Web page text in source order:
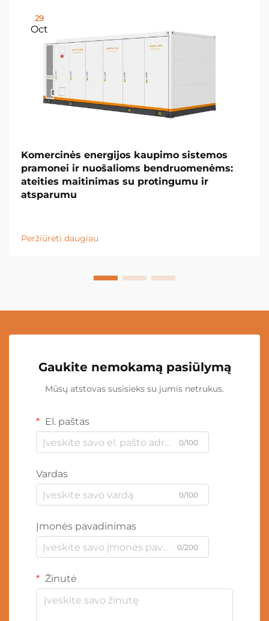
29
Oct
Komercinės energijos kaupimo sistemos
pramonei ir nuošalioms bendruomenėms:
ateities maitinimas su protingumu ir
atsparumu
Peržiūrėti daugiau
Gaukite nemokamą pasiūlymą
Mūsų atstovas susisieks su jumis netrukus.
El. paštas
0/100
Vardas
0/100
Įmonės pavadinimas
0/200
Žinutė